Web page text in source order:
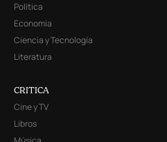
Política
Economía
Ciencia y Tecnología
Literatura
CRITICA
Cine y TV
Libros